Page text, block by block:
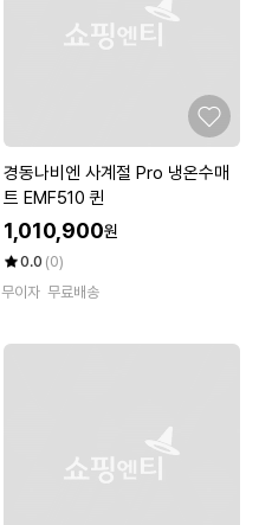
경동나비엔 사계절 Pro 냉온수매
트 EMF510 퀸
1,010,900원
0.0 (0)
무이자 무료배송